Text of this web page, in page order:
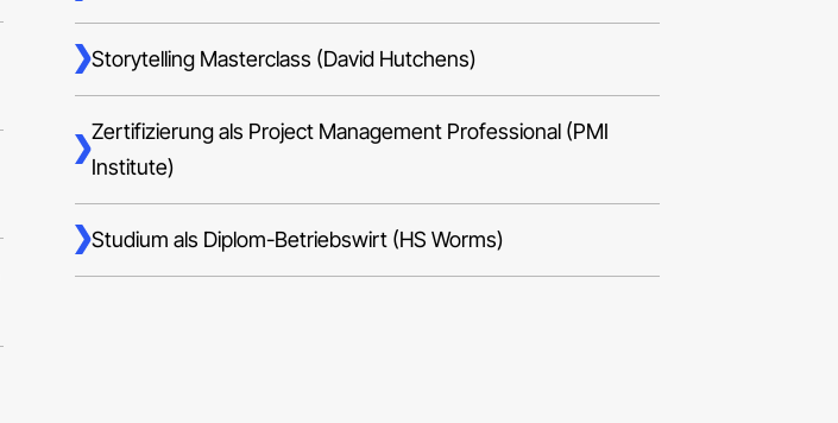
Storytelling Masterclass (David Hutchens)
Zertifizierung als Project Management Professional (PMI
Institute)
Studium als Diplom-Betriebswirt (HS Worms)